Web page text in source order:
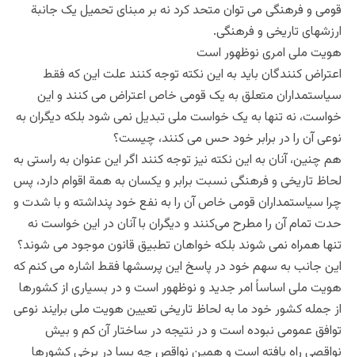
قومی و فرهنگی می توان متحد کرد نه بر مبنای تحمیل یک جانبة
ارزشهای تاریخی و فرهنگی.
هویت ملی امری نوظهور است
اعتراض کنندگان باید به این نکته توجه کنند علت این که فقط
سیاستمداران متعلق به یک قومی خاص اعتراض می کنند و این
خواست، نه تنها به یک خواست ملی تبدیل نمی شود بلکه دیگران به
نوعی آن را در برابر خود حس می کنند، چیست؟
هم چنین، آنان به این نکته نیز توجه کنند اگر این عنوان به راستی به
لحاظ تاریخی و فرهنگی نسبت برابر و یکسان به همة اقوام دارد، پس
چرا سیاستمداران قومی خاص آن را به نفع خود پنداشته و با شدت و
حدت تمام آن را مطرح می‌کنند و دیگران با آنان در این خواست نه
تنها همراه نمی شوند بلکه خواهان تطبیق قانون موجود می شوند؟
این جانب به سهم خود در پاسخ این پرسشها فقط اشاره می کنم که
هویت ملی اساساً امر جدید و نوظهور است و در بسیاری از کشورها
از جمله کشور خود ما به لحاظ تاریخی تعیین هویت ملی برایند نوعی
توافق عمومی نبوده است و در نتیجه در ساختار آن کم و بیش
نواقصی راه یافته است و همین نواقص چه بسا در برخی کشورها